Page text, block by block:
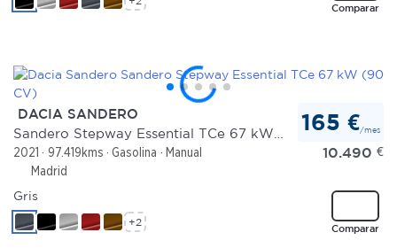
Comparar
DACIA SANDERO
2021 97.419kms Gasolina
Manual
Madrid
165 €/mes
10.490 €
Comparar
Gris
+2